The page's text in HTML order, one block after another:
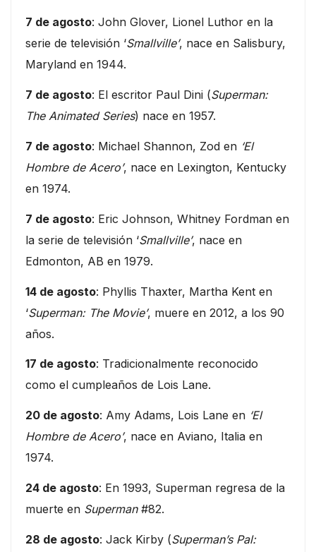
7 de agosto: John Glover, Lionel Luthor en la
serie de televisión ‘Smallville’, nace en Salisbury,
Maryland en 1944.
7 de agosto: El escritor Paul Dini (Superman:
The Animated Series) nace en 1957.
7 de agosto: Michael Shannon, Zod en ‘El
Hombre de Acero’, nace en Lexington, Kentucky
en 1974.
7 de agosto: Eric Johnson, Whitney Fordman en
la serie de televisión ‘Smallville’, nace en
Edmonton, AB en 1979.
14 de agosto: Phyllis Thaxter, Martha Kent en
‘Superman: The Movie’, muere en 2012, a los 90
años.
17 de agosto: Tradicionalmente reconocido
como el cumpleaños de Lois Lane.
20 de agosto: Amy Adams, Lois Lane en ‘El
Hombre de Acero’, nace en Aviano, Italia en
1974.
24 de agosto: En 1993, Superman regresa de la
muerte en Superman#82.
28 de agosto: Jack Kirby (Superman’s Pal: